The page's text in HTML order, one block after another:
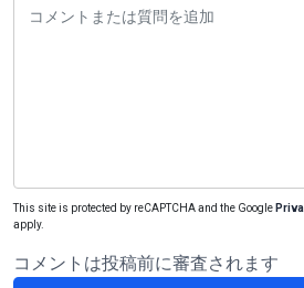
This site is protected by reCAPTCHA and the Google
apply.
コメントは投稿前に審査されます